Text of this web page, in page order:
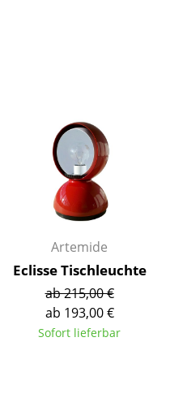
Artemide
Eclisse Tischleuchte
ab 215,00 €
ab 193,00 €
Sofort lieferbar